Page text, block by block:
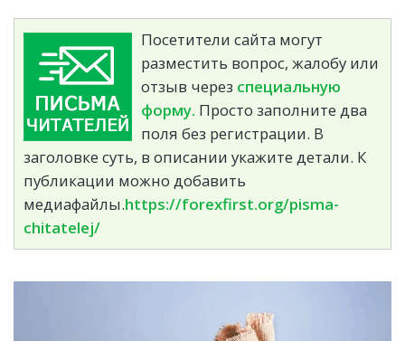
Посетители сайта могут
разместить вопрос, жалобу или
отзыв через специальную
форму. Просто заполните два
поля без регистрации. В
заголовке суть, в описании укажите детали. К
публикации можно добавить
медиафайлы.https://forexfirst.org/pisma-
chitatelej/